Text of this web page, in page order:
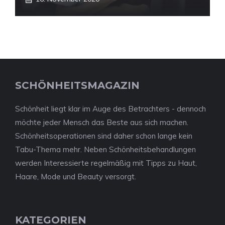
SCHÖNHEITSMAGAZIN
Schönheit liegt klar im Auge des Betrachters - dennoch
möchte jeder Mensch das Beste aus sich machen.
Schönheitsoperationen sind daher schon lange kein
Tabu-Thema mehr. Neben Schönheitsbehandlungen
werden Interessierte regelmäßig mit Tipps zu Haut,
Haare, Mode und Beauty versorgt.
KATEGORIEN